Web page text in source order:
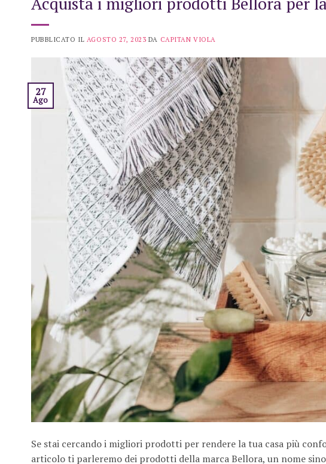
PUBBLICATO IL AGOSTO 27, 2023 DA CAPITAN VIOLA
27
Ago
Se stai cercando i migliori prodotti per rendere la tua casa più
articolo ti parleremo dei prodotti della marca Bellora, un nome